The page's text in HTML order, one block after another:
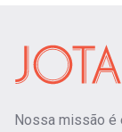
Nossa missão é